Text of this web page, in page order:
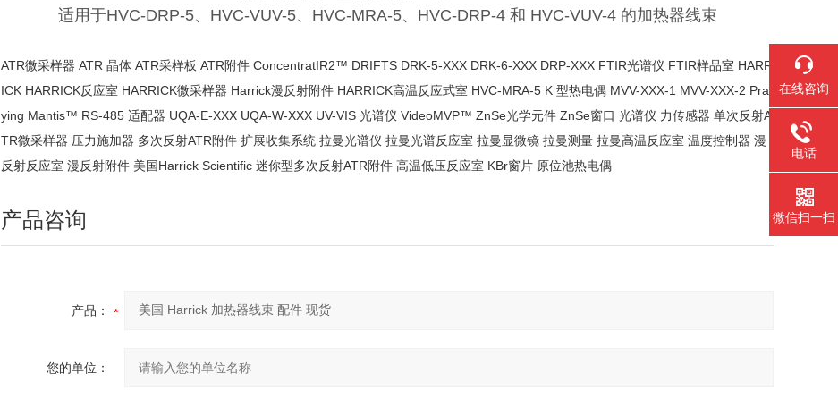
适用于HVC-DRP-5、HVC-VUV-5、HVC-MRA-5、HVC-DRP-4 和 HVC-VUV-4 的加热器线束
ATR微采样器 ATR 晶体 ATR采样板 ATR附件 ConcentratIR2™ DRIFTS DRK-5-XXX DRK-6-XXX DRP-XXX FTIR光谱仪 FTIR样品室 HARR
ICK HARRICK反应室 HARRICK微采样器 Harrick漫反射附件 HARRICK高温反应式室 HVC-MRA-5 K 型热电偶 MVV-XXX-1 MVV-XXX-2 Pra
ying Mantis™ RS-485 适配器 UQA-E-XXX UQA-W-XXX UV-VIS 光谱仪 VideoMVP™ ZnSe光学元件 ZnSe窗口 光谱仪 力传感器 单次反射A
TR微采样器 压力施加器 多次反射ATR附件 扩展收集系统 拉曼光谱仪 拉曼光谱反应室 拉曼显微镜 拉曼测量 拉曼高温反应室 温度控制器 漫
反射反应室 漫反射附件 美国Harrick Scientific 迷你型多次反射ATR附件 高温低压反应室 KBr窗片 原位池热电偶
产品咨询
产品：
您的单位：
在线咨询
电话
微信扫一扫